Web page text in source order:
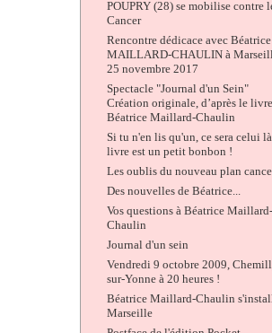
POUPRY (28) se mobilise contre
Cancer
Rencontre dédicace avec Béatrice
MAILLARD-CHAULIN à
25 novembre 2017
Spectacle "Journal d'un Sein"
Création originale, d’après le
Béatrice Maillard-Chaulin
Si tu n'en lis qu'un, ce sera celui
livre est un petit bonbon !
Les oublis du nouveau plan
Des nouvelles de Béatrice...
Vos questions à Béatrice Maillard-
Chaulin
Journal d'un sein
Vendredi 9 octobre 2009,
sur-Yonne à 20 heures !
Béatrice Maillard-Chaulin
Marseille